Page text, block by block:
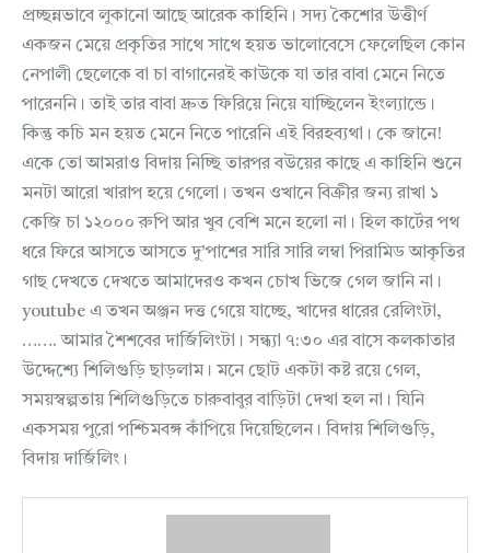
প্রচ্ছন্নভাবে লুকানো আছে আরেক কাহিনি। সদ্য কৈশোর উত্তীর্ণ
একজন মেয়ে প্রকৃতির সাথে সাথে হয়ত ভালোবেসে ফেলেছিল কোন
নেপালী ছেলেকে বা চা বাগানেরই কাউকে যা তার বাবা মেনে নিতে
পারেননি। তাই তার বাবা দ্রুত ফিরিয়ে নিয়ে যাচ্ছিলেন ইংল্যান্ডে।
কিন্তু কচি মন হয়ত মেনে নিতে পারেনি এই বিরহব্যথা। কে জানে!
একে তো আমরাও বিদায় নিচ্ছি তারপর বউয়ের কাছে এ কাহিনি শুনে
মনটা আরো খারাপ হয়ে গেলো। তখন ওখানে বিক্রীর জন্য রাখা ১
কেজি চা ১২০০০ রুপি আর খুব বেশি মনে হলো না। হিল কার্টের পথ
ধরে ফিরে আসতে আসতে দু’পাশের সারি সারি লম্বা পিরামিড আকৃতির
গাছ দেখতে দেখতে আমাদেরও কখন চোখ ভিজে গেল জানি না।
youtube এ তখন অঞ্জন দত্ত গেয়ে যাচ্ছে, খাদের ধারের রেলিংটা,
……. আমার শৈশবের দার্জিলিংটা। সন্ধ্যা ৭:৩০ এর বাসে কলকাতার
উদ্দেশ্যে শিলিগুড়ি ছাড়লাম। মনে ছোট একটা কষ্ট রয়ে গেল,
সময়স্বল্পতায় শিলিগুড়িতে চারুবাবুর বাড়িটা দেখা হল না। যিনি
একসময় পুরো পশ্চিমবঙ্গ কাঁপিয়ে দিয়েছিলেন। বিদায় শিলিগুড়ি,
বিদায় দার্জিলিং।